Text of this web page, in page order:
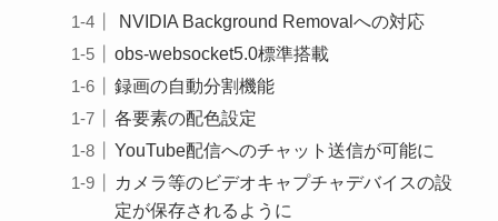
NVIDIA Background Removalへの対応
obs-websocket5.0標準搭載
録画の自動分割機能
各要素の配色設定
YouTube配信へのチャット送信が可能に
カメラ等のビデオキャプチャデバイスの設
定が保存されるように